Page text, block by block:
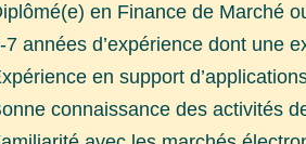
en Finance de Marché
7 années d’expérience dont une
en support
connaissance des activités